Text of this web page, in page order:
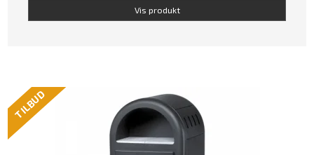
Vis produkt
TILBUD